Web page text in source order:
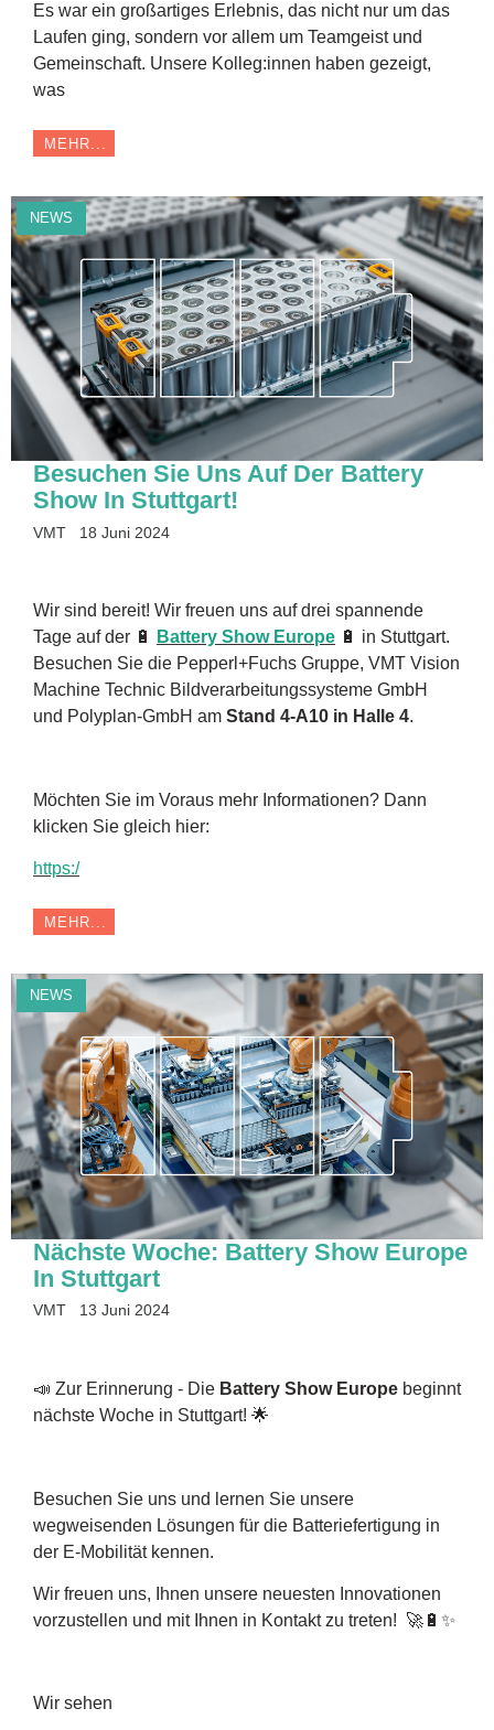
Es war ein großartiges Erlebnis, das nicht nur um das
Laufen ging, sondern vor allem um Teamgeist und
Gemeinschaft. Unsere Kolleg:innen haben gezeigt,
was
MEHR...
NEWS
Besuchen Sie Uns Auf Der Battery
Show In Stuttgart!
VMT 18 Juni 2024
Wir sind bereit! Wir freuen uns auf drei spannende
Tage auf der 🔋
Battery Show Europe 🔋 in Stuttgart.
Besuchen Sie die Pepperl+Fuchs Gruppe, VMT Vision
Machine Technic Bildverarbeitungssysteme GmbH
und Polyplan-GmbH am Stand 4-A10 in Halle 4.
Möchten Sie im Voraus mehr Informationen? Dann
klicken Sie gleich hier:
https:/
MEHR...
NEWS
Nächste Woche: Battery Show Europe
In Stuttgart
VMT 13 Juni 2024
📣 Zur Erinnerung - Die Battery Show Europe beginnt
nächste Woche in Stuttgart! 🌟
Besuchen Sie uns und lernen Sie unsere
wegweisenden Lösungen für die Batteriefertigung in
der E-Mobilität kennen.
Wir freuen uns, Ihnen unsere neuesten Innovationen
vorzustellen und mit Ihnen in Kontakt zu treten! 🚀🔋✨
Wir sehen